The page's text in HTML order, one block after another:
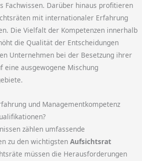
Fachwissen. Darüber hinaus profitieren
mit internationaler Erfahrung
Die Vielfalt der Kompetenzen innerhalb
die Qualität der Entscheidungen
Unternehmen bei der Besetzung ihrer
eine ausgewogene Mischung
und Managementkompetenz
zählen umfassende
zu den wichtigstenAufsichtsrat
müssen die Herausforderungen